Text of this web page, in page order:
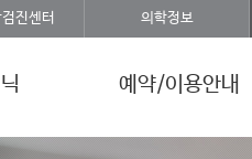
진센터 의학정보
예약/이용안내